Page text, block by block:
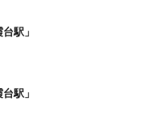
駅」
駅」